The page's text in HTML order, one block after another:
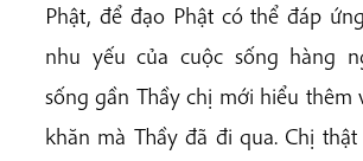
Phật, để đạo Phật có thể đáp
nhu yếu của cuộc sống hàng
sống gần Thầy chị mới hiểu thêm
khăn mà Thầy đã đi qua. Chị